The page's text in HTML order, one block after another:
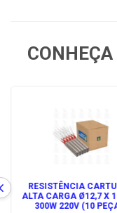
CONHEÇA
RESISTÊNCIA
ALTA CARGA Ø12,7 X
300W 220V (10